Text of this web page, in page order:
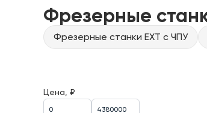
Фрезерные
Фрезерные станки EXT с ЧПУ
Цена, ₽